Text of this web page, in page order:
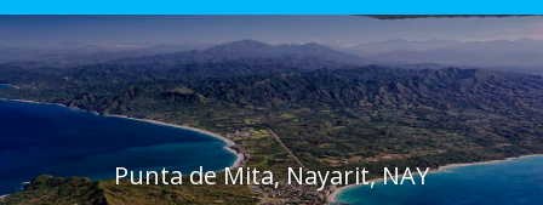
Punta de Mita, Nayarit, NAY